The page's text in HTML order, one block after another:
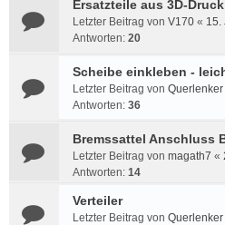
Ersatzteile aus 3D-
Letzter Beitrag von V170 « 15.
Antworten: 20
Scheibe einkleben -
Letzter Beitrag von Querlenker
Antworten: 36
Bremssattel Anschluss
Letzter Beitrag von magath7 «
Antworten: 14
Verteiler
Letzter Beitrag von Querlenker